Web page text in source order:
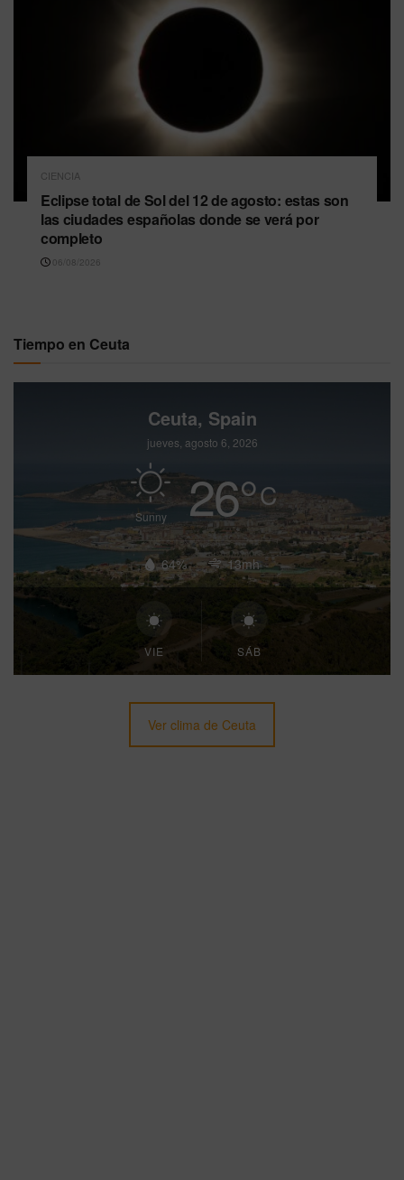
CIENCIA
Eclipse total de Sol del 12 de agosto: estas son
las ciudades españolas donde se verá por
completo
06/08/2026
Tiempo en Ceuta
Ceuta, Spain
jueves, agosto 6, 2026
Sunny 26°C
64% 13mh
VIE SÁB
Ver clima de Ceuta